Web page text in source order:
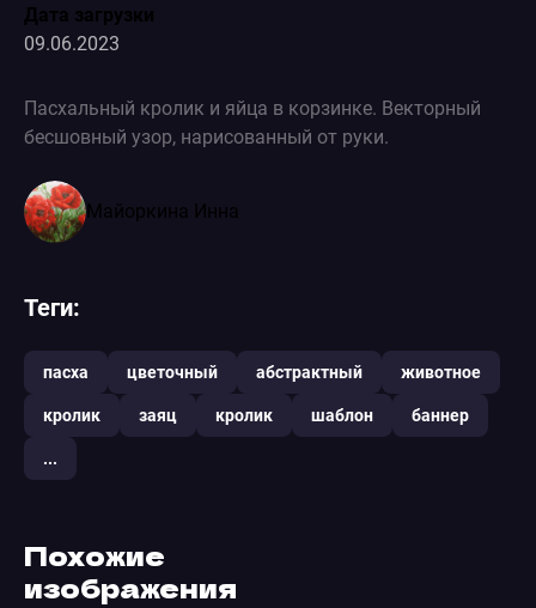
Дата загрузки
09.06.2023
Пасхальный кролик и яйца в корзинке. Векторный
бесшовный узор, нарисованный от руки.
Майоркина Инна
Теги:
пасха цветочный абстрактный животное
кролик заяц кролик шаблон баннер
...
Похожие
изображения